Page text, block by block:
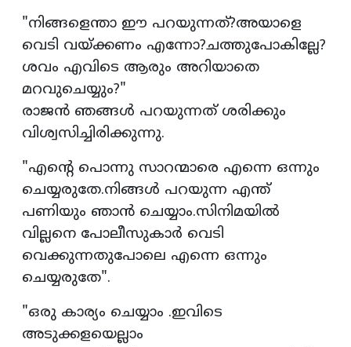
"നിങ്ങളെന്താ ഈ പറയുന്നത്?അയാളെ
വെടി വയ്ക്കണം എന്നോ?ചത്തുപോകില്ലേ?
ശവം എവിടെ ആരും അറിയാതെ
മറവുചെയ്യും?"
രാജൻ ഞങ്ങൾ പറയുന്നത് ശരിക്കും
വിശ്വസിച്ചിരിക്കുന്നു.
"എൻ്റെ പൊന്നു സാറന്മാരെ എന്നെ ഒന്നും
ചെയ്യരുതേ.നിങ്ങൾ പറയുന്ന എന്ത്
പണിയും ഞാൻ ചെയ്യാം.സിനിമയിൽ
വില്ലനെ പോലീസുകാർ വെടി
വെക്കുന്നതുപോലെ എന്നെ ഒന്നും
ചെയ്യരുതേ".
"ഒരു കാര്യം ചെയ്യാം .ഇവിടെ
അടുക്കളയെല്ലാം